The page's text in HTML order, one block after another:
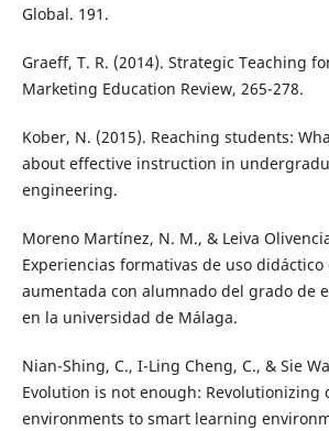
Global. 191.
Graeff, T. R. (2014). Strategic Teaching
Marketing Education Review, 265-278.
Kober, N. (2015). Reaching students:
about effective instruction in
engineering.
Moreno Martínez, N. M., & Leiva
Experiencias formativas de uso
aumentada con alumnado del grado de
en la universidad de Málaga.
Nian-Shing, C., I-Ling Cheng, C., & Sie
Evolution is not enough:
environments to smart learning